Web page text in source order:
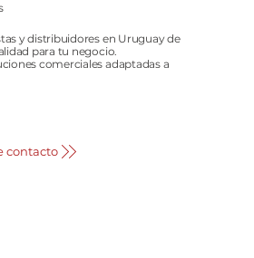
y distribuidores en Uruguay de
para tu negocio.
comerciales adaptadas a
contacto